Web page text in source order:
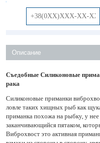
Описание
Съедобные Силиконовые
рака
Силиконовые приманки
ловле таких хищных рыб как
приманка похожа на рыбку, у нее
заканчивающийся пятаком,
Виброхвост это активная